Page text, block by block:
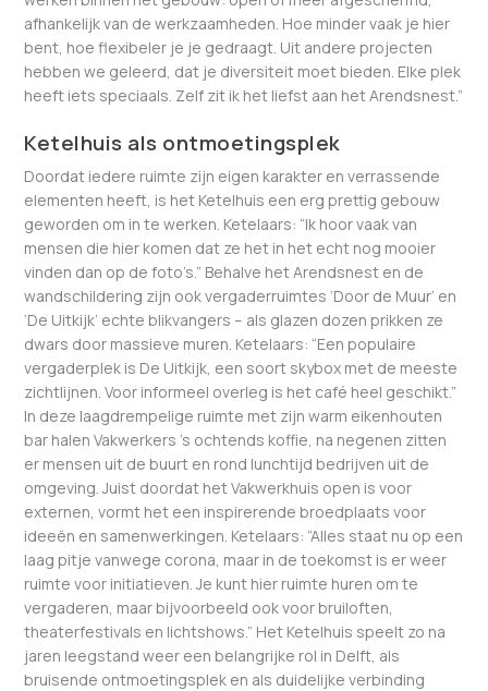
afhankelijk van de werkzaamheden. Hoe minder vaak je hier
bent, hoe flexibeler je je gedraagt. Uit andere projecten
hebben we geleerd, dat je diversiteit moet bieden. Elke plek
heeft iets speciaals. Zelf zit ik het liefst aan het Arendsnest.”
Ketelhuis als ontmoetingsplek
Doordat iedere ruimte zijn eigen karakter en verrassende
elementen heeft, is het Ketelhuis een erg prettig gebouw
geworden om in te werken. Ketelaars: “Ik hoor vaak van
mensen die hier komen dat ze het in het echt nog mooier
vinden dan op de foto’s.” Behalve het Arendsnest en de
wandschildering zijn ook vergaderruimtes ‘Door de Muur’ en
‘De Uitkijk’ echte blikvangers – als glazen dozen prikken ze
dwars door massieve muren. Ketelaars: “Een populaire
vergaderplek is De Uitkijk, een soort skybox met de meeste
zichtlijnen. Voor informeel overleg is het café heel geschikt.”
In deze laagdrempelige ruimte met zijn warm eikenhouten
bar halen Vakwerkers ’s ochtends koffie, na negenen zitten
er mensen uit de buurt en rond lunchtijd bedrijven uit de
omgeving. Juist doordat het Vakwerkhuis open is voor
externen, vormt het een inspirerende broedplaats voor
ideeën en samenwerkingen. Ketelaars: “Alles staat nu op een
laag pitje vanwege corona, maar in de toekomst is er weer
ruimte voor initiatieven. Je kunt hier ruimte huren om te
vergaderen, maar bijvoorbeeld ook voor bruiloften,
theaterfestivals en lichtshows.” Het Ketelhuis speelt zo na
jaren leegstand weer een belangrijke rol in Delft, als
bruisende ontmoetingsplek en als duidelijke verbinding